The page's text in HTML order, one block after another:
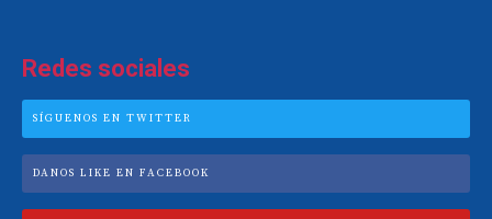
Redes sociales
SÍGUENOS EN TWITTER
DANOS LIKE EN FACEBOOK